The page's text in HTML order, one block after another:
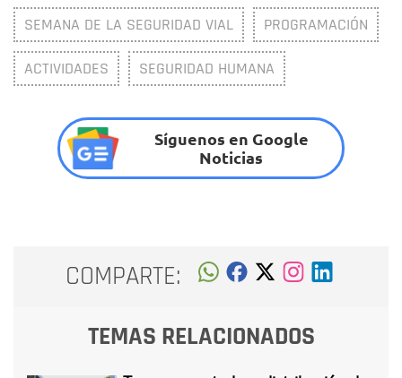
SEMANA DE LA SEGURIDAD VIAL PROGRAMACIÓN
ACTIVIDADES SEGURIDAD HUMANA
Síguenos en Google
Noticias
COMPARTE:
TEMAS RELACIONADOS